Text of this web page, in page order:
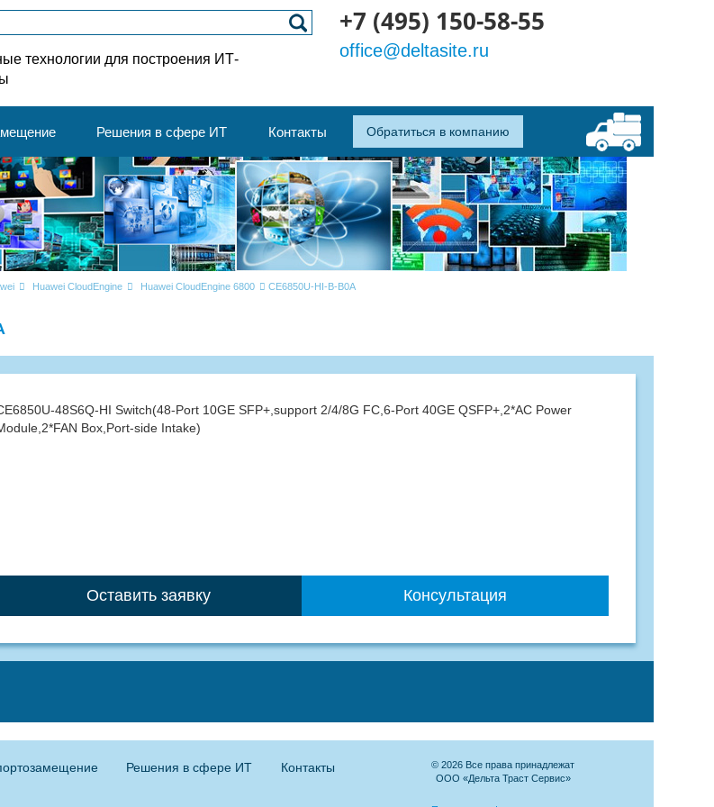
технологии для построения ИТ-
+7 (495) 150-58-55
office@deltasite.ru
Решения в сфере ИТ Контакты Обратиться в компанию
Huawei CloudEngine Huawei CloudEngine 6800 CE6850U-HI-B-B0A
48S6Q-HI Switch(48-Port 10GE SFP+,support 2/4/8G FC,6-Port 40GE QSFP+,2*AC Power
Box,Port-side Intake)
Оставить заявку Консультация
Решения в сфере ИТ Контакты
© 2026 Все права принадлежат
ООО «Дельта Траст Сервис»